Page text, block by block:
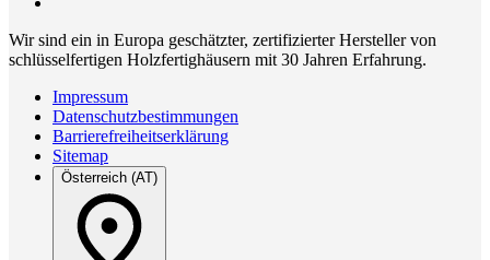
Wir sind ein in Europa geschätzter, zertifizierter Hersteller von
schlüsselfertigen Holzfertighäusern mit 30 Jahren Erfahrung.
Impressum
Datenschutzbestimmungen
Barrierefreiheitserklärung
Sitemap
Österreich (AT)